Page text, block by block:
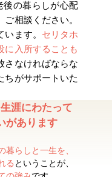
後の暮らしが心配
相談ください。
ます。 セリタホ
に入所することも
さなければならな
ちがサポートいた
涯にわたって
があります
暮らしと一生を、
る ということが、